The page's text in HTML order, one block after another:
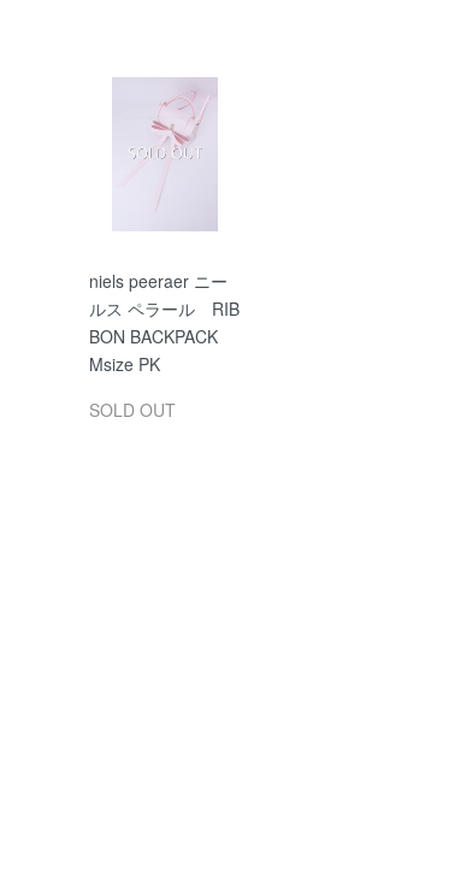
niels peeraer ニー
ルス ペラール RIB
BON BACKPACK
Msize PK
SOLD OUT